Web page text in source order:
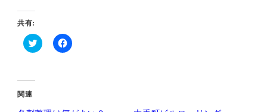
共有:
ク
し
て
T
F
関連